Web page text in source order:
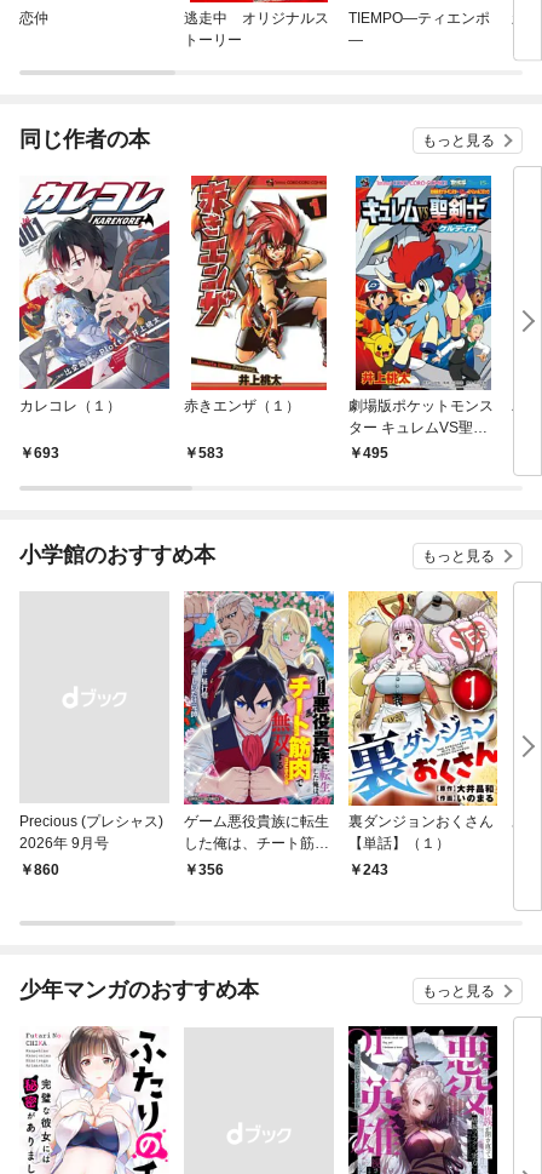
恋仲
逃走中 オリジナルス
トーリー
TIEMPO—ティエンポ
—
新
同じ作者の本 もっと見る
カレコレ（１）
693
赤きエンザ（１）
583
劇場版ポケットモンス
ター キュレムVS聖剣
士ケルディオ
495
パ
小学館のおすすめ本 もっと見る
Precious (プレシャス)
2026年 9月号
￥860
ゲーム悪役貴族に転生
した俺は、チート筋肉
で無双する【単話】
356
裏ダンジョンおくさん
【単話】（１）
243
あ
少年マンガのおすすめ本 もっと見る